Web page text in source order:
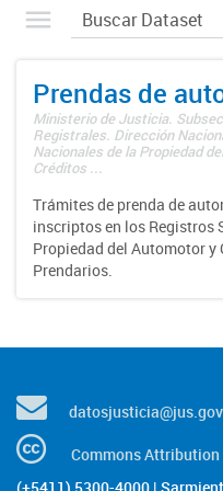
Prendas de
Ministerio de Justicia.
Registrales. Dirección
Nacionales de la Propiedad
Créditos ...
Trámites de prenda de
inscriptos en los Registros
Propiedad del Automotor y
Prendarios.
Commons